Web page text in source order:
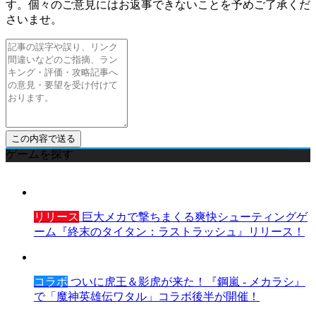
す。個々のご意見にはお返事できないことを予めご了承くだ
さいませ。
ゲームを探す
リリース 巨大メカで撃ちまくる爽快シューティングゲ
ーム『終末のタイタン：ラストラッシュ』リリース！
コラボ ついに虎王＆影虎が来た！『鋼嵐 - メカラシ』
で「魔神英雄伝ワタル」コラボ後半が開催！